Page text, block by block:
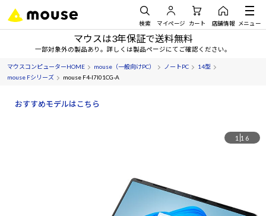
検索 マイページ カート 店舗情報 メニュー
マウスは3年保証で送料無料
一部対象外の製品あり。詳しくは製品ページにてご確認ください。
マウスコンピューターHOME mouse（一般向けPC） ノートPC
14型
mouse Fシリーズ
mouse F4-I7I01CG-A
おすすめモデルはこちら
1 16